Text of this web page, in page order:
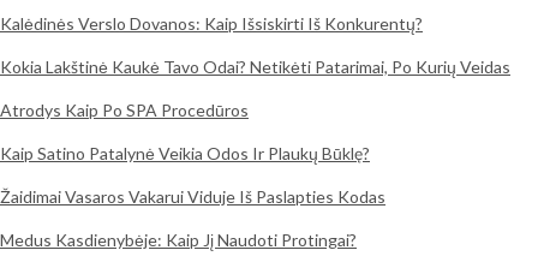
Kalėdinės Verslo Dovanos: Kaip Išsiskirti Iš Konkurentų?
Kokia Lakštinė Kaukė Tavo Odai? Netikėti Patarimai, Po Kurių Veidas
Atrodys Kaip Po SPA Procedūros
Kaip Satino Patalynė Veikia Odos Ir Plaukų Būklę?
Žaidimai Vasaros Vakarui Viduje Iš Paslapties Kodas
Medus Kasdienybėje: Kaip Jį Naudoti Protingai?